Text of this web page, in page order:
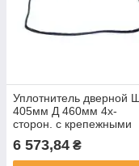
Уплотнитель дверной
405мм Д 460мм 4х-
сторон. с крепежными
крючками для
6 573,84 ₴